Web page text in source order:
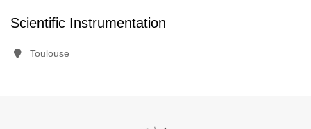
Scientific Instrumentation
Toulouse